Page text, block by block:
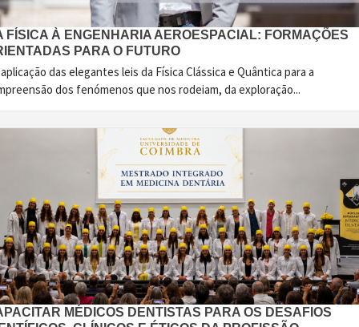
FÍSICA À ENGENHARIA AEROESPACIAL: FORMAÇÕES
PARA O FUTURO
das elegantes leis da Física Clássica e Quântica para a
dos fenómenos que nos rodeiam, da exploração...
MÉDICOS DENTISTAS PARA OS DESAFIOS